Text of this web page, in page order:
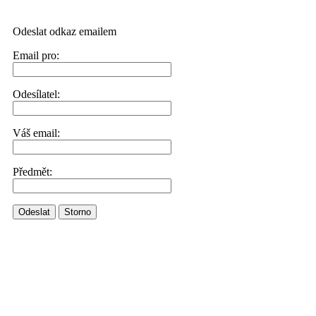
Odeslat odkaz emailem
Email pro:
Odesílatel:
Váš email:
Předmět:
Odeslat Storno